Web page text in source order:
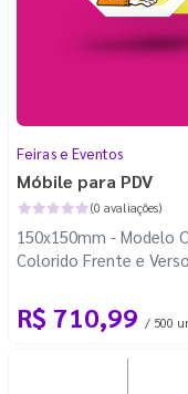
Feiras e Eventos
Móbile para PDV
(0 avaliações)
150x150mm - Modelo
Colorido Frente e
R$ 710,99 / 500